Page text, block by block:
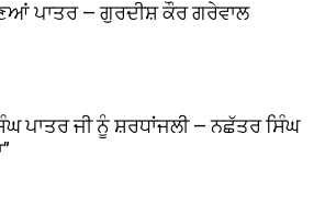
ਪਾਤਰ — ਗੁਰਦੀਸ਼ ਕੌਰ ਗਰੇਵਾਲ
ਪਾਤਰ ਜੀ ਨੂੰ ਸ਼ਰਧਾਂਜਲੀ — ਨਛੱਤਰ ਸਿੰਘ